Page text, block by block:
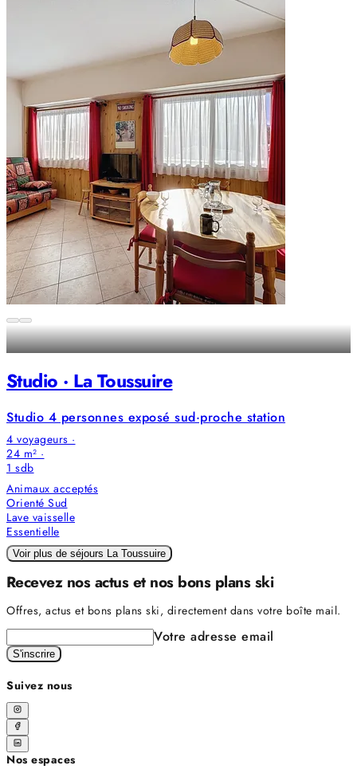
Studio · La Toussuire
Studio 4 personnes exposé sud·proche station
4 voyageurs ·
24 m² ·
1sdb
Animaux acceptés
Orienté Sud
Lave vaisselle
Essentielle
Voir plus de séjours La Toussuire
Recevez nos actus et nos bons plans ski
Offres, actus et bons plans ski, directement dans votre boîte mail.
Votre adresse email
S'inscrire
Suivez nous
Nos espaces